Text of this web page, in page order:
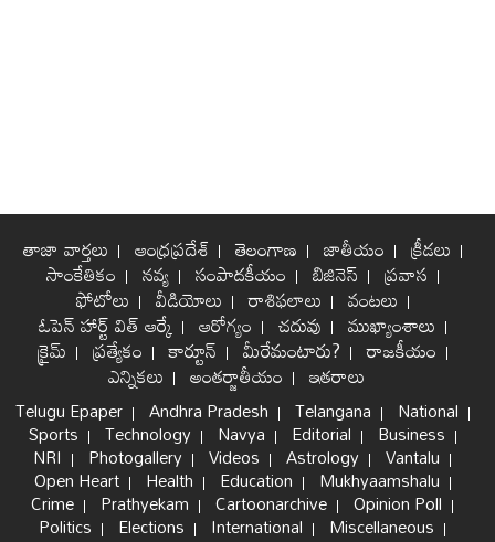
తాజా వార్తలు ఆంధ్రప్రదేశ్ తెలంగాణ జాతీయం క్రీడలు
సాంకేతికం నవ్య సంపాదకీయం బిజినెస్ ప్రవాస
ఫోటోలు వీడియోలు రాశిఫలాలు వంటలు
ఓపెన్ హార్ట్ విత్ ఆర్కే ఆరోగ్యం చదువు ముఖ్యాంశాలు
క్రైమ్ ప్రత్యేకం కార్టూన్ మీరేమంటారు? రాజకీయం
ఎన్నికలు అంతర్జాతీయం ఇతరాలు
Telugu Epaper Andhra Pradesh Telangana National
Sports Technology Navya Editorial Business
NRI Photogallery Videos Astrology Vantalu
Open Heart Health Education Mukhyaamshalu
Crime Prathyekam Cartoonarchive Opinion Poll
Politics Elections International Miscellaneous